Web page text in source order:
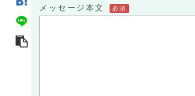
メッセージ本文 必須